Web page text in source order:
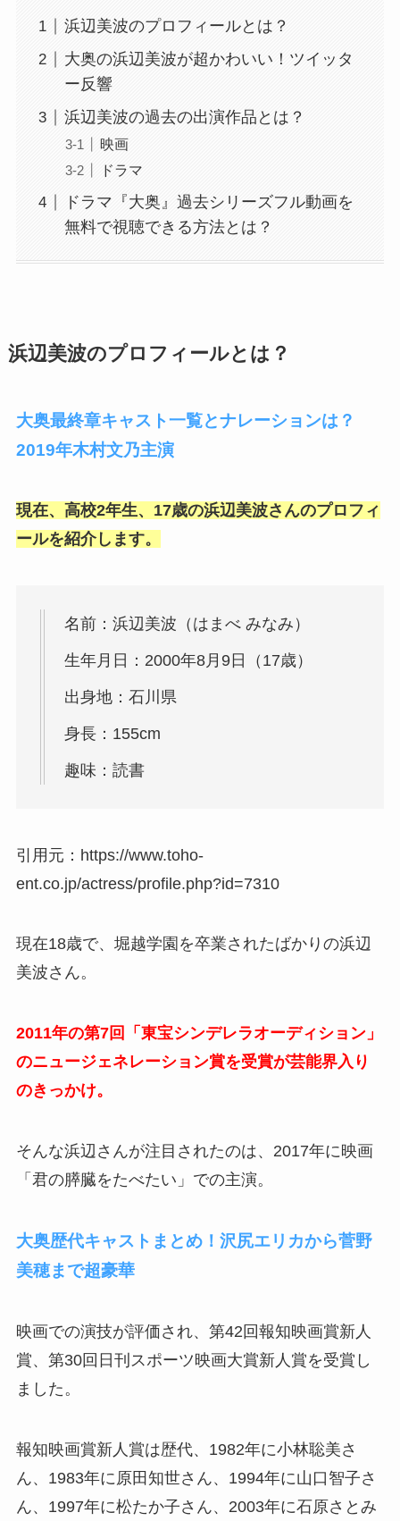
浜辺美波のプロフィールとは？
大奥の浜辺美波が超かわいい！ツイッタ
ー反響
浜辺美波の過去の出演作品とは？
映画
ドラマ
ドラマ『大奥』過去シリーズフル動画を
無料で視聴できる方法とは？
浜辺美波のプロフィールとは？
大奥最終章キャスト一覧とナレーションは？
2019年木村文乃主演
現在、高校2年生、17歳の浜辺美波さんのプロフィ
ールを紹介します。
名前：浜辺美波（はまべ みなみ）
生年月日：2000年8月9日（17歳）
出身地：石川県
身長：155cm
趣味：読書
引用元：https://www.toho-
ent.co.jp/actress/profile.php?id=7310
現在18歳で、堀越学園を卒業されたばかりの浜辺
美波さん。
2011年の第7回「東宝シンデレラオーディション」
のニュージェネレーション賞を受賞が芸能界入り
のきっかけ。
そんな浜辺さんが注目されたのは、2017年に映画
「君の膵臓をたべたい」での主演。
大奥歴代キャストまとめ！沢尻エリカから菅野
美穂まで超豪華
映画での演技が評価され、第42回報知映画賞新人
賞、第30回日刊スポーツ映画大賞新人賞を受賞し
ました。
報知映画賞新人賞は歴代、1982年に小林聡美さ
ん、1983年に原田知世さん、1994年に山口智子さ
ん、1997年に松たか子さん、2003年に石原さとみ